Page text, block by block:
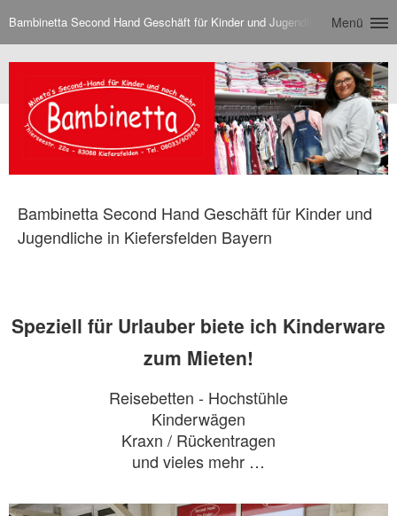
Bambinetta Second Hand Geschäft für Kinder und Jugendliche inMenü
Bambinetta Second Hand Geschäft für Kinder und
Jugendliche in Kiefersfelden Bayern
Speziell für Urlauber biete ich Kinderware
zum Mieten!
Reisebetten - Hochstühle
Kinderwägen
Kraxn / Rückentragen
und vieles mehr …